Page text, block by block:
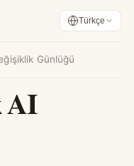
Türkçe
Günlüğü
AI